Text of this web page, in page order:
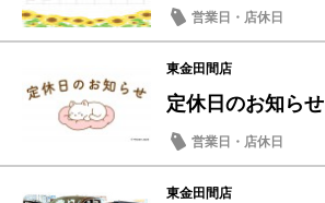
営業日・店休日
東金田間店
定休日のお知らせ
営業日・店休日
東金田間店